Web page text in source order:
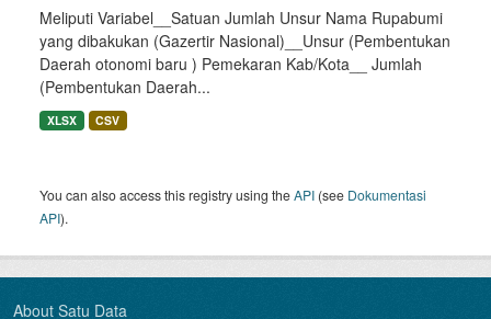
Meliputi Variabel__Satuan Jumlah Unsur Nama Rupabumi
yang dibakukan (Gazertir Nasional)__Unsur (Pembentukan
Daerah otonomi baru ) Pemekaran Kab/Kota__ Jumlah
(Pembentukan Daerah...
XLSX CSV
You can also access this registry using theAPI (see Dokumentasi
API).
About Satu Data